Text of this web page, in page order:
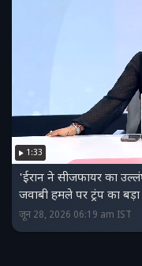
1:33
'ईरान ने सीजफायर का
जवाबी हमले पर ट्रंप का
जून 28, 2026 06:19 am IST